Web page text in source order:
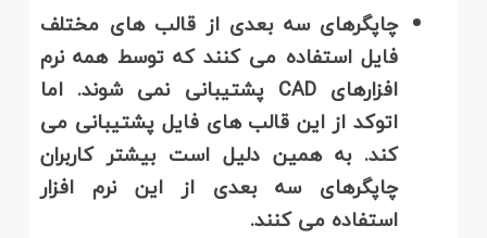
چاپگرهای سه بعدی از قالب های مختلف
فایل استفاده می کنند که توسط همه نرم
افزارهای CAD
پشتیبانی نمی شوند. اما
اتوکد از این قالب های فایل پشتیبانی می
کند. به همین دلیل است بیشتر کاربران
چاپگرهای سه بعدی از این نرم افزار
استفاده می کنند.